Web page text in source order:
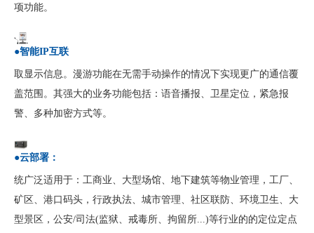
项功能。
●智能IP互联
取显示信息。漫游功能在无需手动操作的情况下实现更广的通信覆
盖范围。其强大的业务功能包括：语音播报、卫星定位，紧急报
警、多种加密方式等。
●云部署：
统广泛适用于：工商业、大型场馆、地下建筑等物业管理，工厂、
矿区、港口码头，行政执法、城市管理、社区联防、环境卫生、大
型景区，公安/司法(监狱、戒毒所、拘留所...)等行业的的定位定点